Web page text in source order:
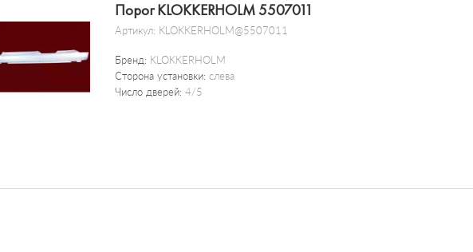
Порог KLOKKERHOLM 5507011
Артикул: KLOKKERHOLM@5507011
Бренд: KLOKKERHOLM
Сторона установки: слева
Число дверей: 4/5